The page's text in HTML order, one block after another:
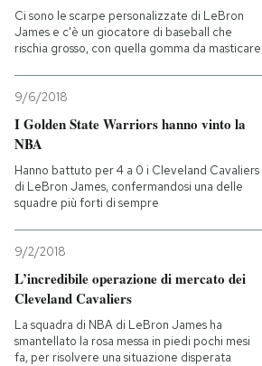
Ci sono le scarpe personalizzate di LeBron
James e c'è un giocatore di baseball che
rischia grosso, con quella gomma da masticare
9/6/2018
I Golden State Warriors hanno vinto la
NBA
Hanno battuto per 4 a 0 i Cleveland Cavaliers
di LeBron James, confermandosi una delle
squadre più forti di sempre
9/2/2018
L’incredibile operazione di mercato dei
Cleveland Cavaliers
La squadra di NBA di LeBron James ha
smantellato la rosa messa in piedi pochi mesi
fa, per risolvere una situazione disperata